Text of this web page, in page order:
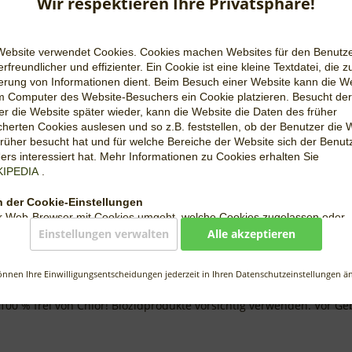
verwendet Cookies. Cookies machen Websites für den
und effizienter. Ein Cookie ist eine kleine Textdatei, die
von Informationen dient. Beim Besuch einer Website kann die
Computer des Website-Besuchers ein Cookie platzieren. Besucht der
die Website später wieder, kann die Website die Daten des früher
Cookies auslesen und so z.B. feststellen, ob der Benutzer die
besucht hat und für welche Bereiche der Website sich der
interessiert hat. Mehr Informationen zu Cookies erhalten Sie
.
der Cookie-Einstellungen
Web-Browser mit Cookies umgeht, welche Cookies zugelassen oder
werden, kann der Benutzer in den Einstellungen des Web-Browsers
Wo genau sich diese Einstellungen befinden, hängt vom jeweiligen
aufgerufen werden. Wenn die Nutzung von Cookies
Einstellungen verwalten Alle akzeptieren
Ihre Einwilligungsentscheidungen jederzeit in Ihren Datenschutzeinstellungen
Artikel-Nr.:
Mindestens
bis:
MC 10.000P"
bzw. um Trinkwasser über einen längeren Zeitraum
Trinkwasser bis zu 6 Monaten aber auch länger (abhängig von
die Haltbarkeit um weitere 6 Monate verlängert werden. Die
% frei von Chlor! Biozidprodukte vorsichtig verwenden. Vor